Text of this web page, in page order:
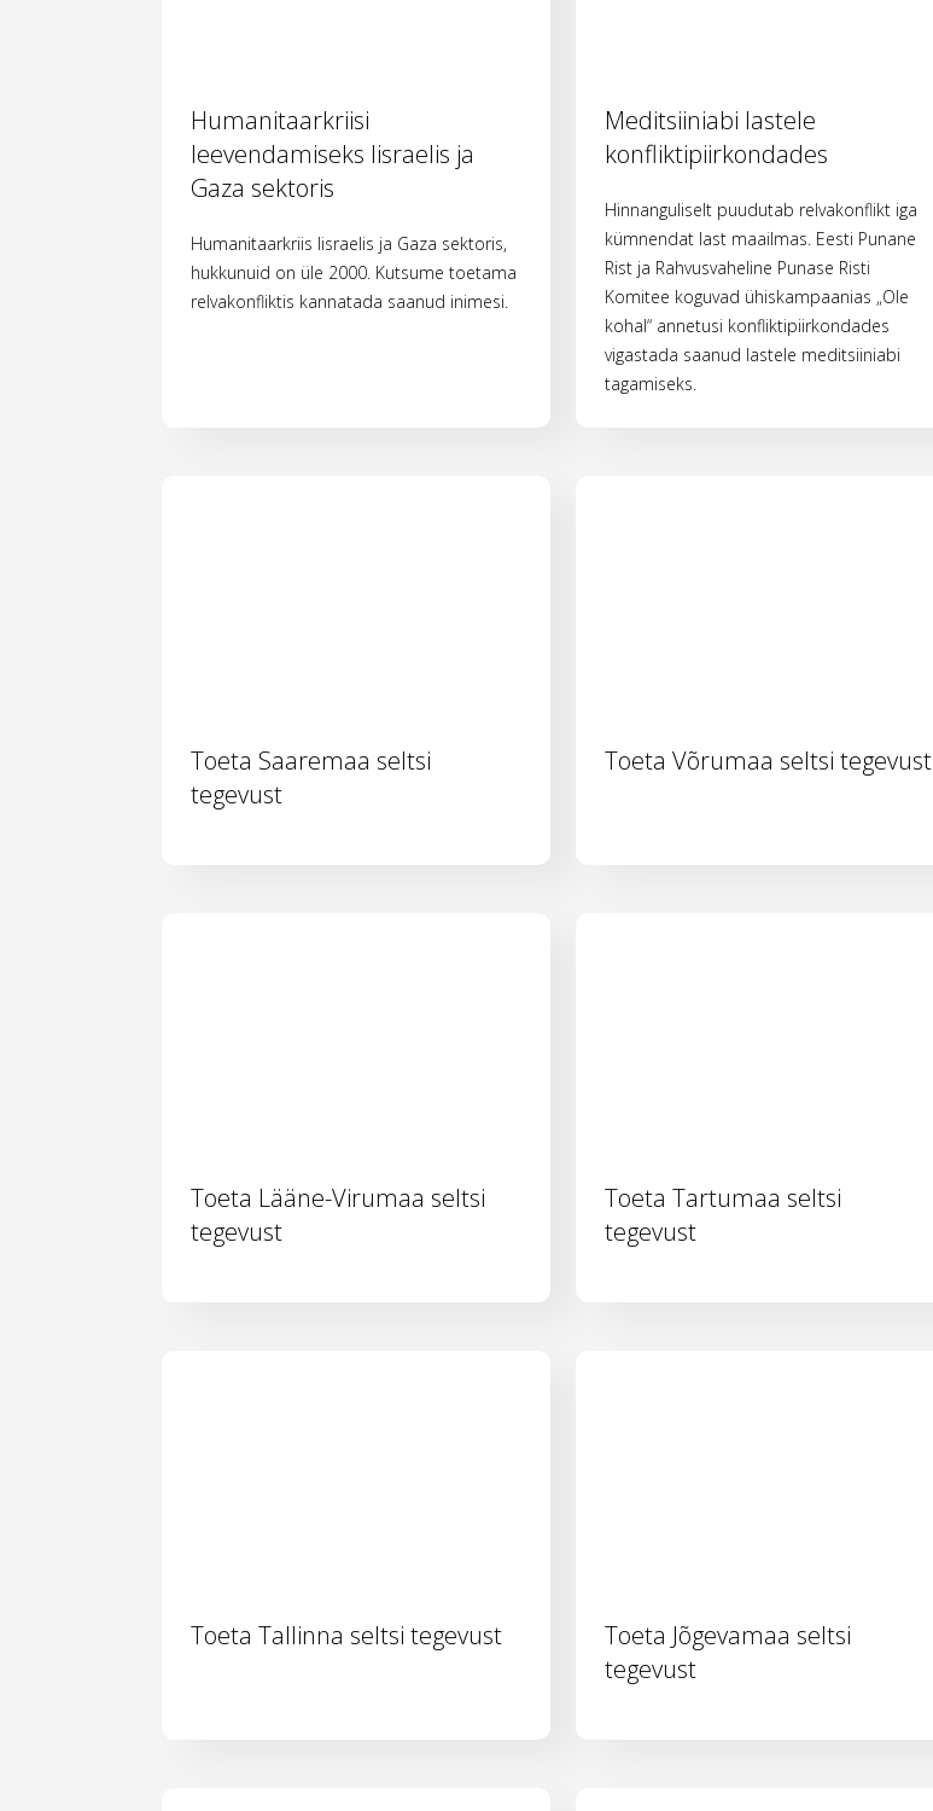
Humanitaarkriisi
leevendamiseks Iisraelis ja
Gaza sektoris
Humanitaarkriis Iisraelis ja Gaza sektoris,
hukkunuid on üle 2000. Kutsume toetama
relvakonfliktis kannatada saanud inimesi.
Meditsiiniabi lastele
konfliktipiirkondades
Hinnanguliselt puudutab relvakonflikt iga
kümnendat last maailmas. Eesti Punane
Rist ja Rahvusvaheline Punase Risti
Komitee koguvad ühiskampaanias „Ole
kohal“ annetusi konfliktipiirkondades
vigastada saanud lastele meditsiiniabi
tagamiseks.
Toeta Saaremaa seltsi
tegevust
Toeta Võrumaa seltsi tegevust
Toeta Lääne-Virumaa seltsi
tegevust
Toeta Tartumaa seltsi
tegevust
Toeta Tallinna seltsi tegevust
Toeta Jõgevamaa seltsi
tegevust